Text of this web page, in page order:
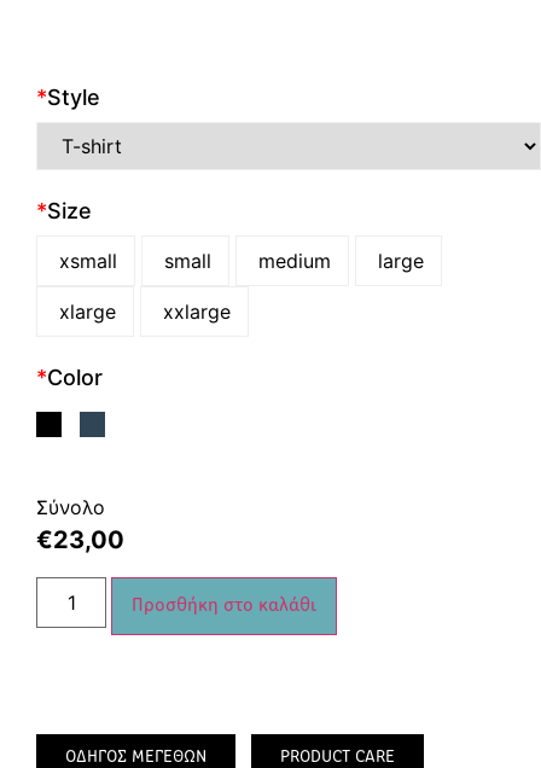
*Style
*Size
xsmall small medium large
xlarge xxlarge
*Color
Σύνολο
€23,00
Προσθήκη στο καλάθι
ΟΔΗΓΟΣ ΜΕΓΕΘΩΝ PRODUCT CARE